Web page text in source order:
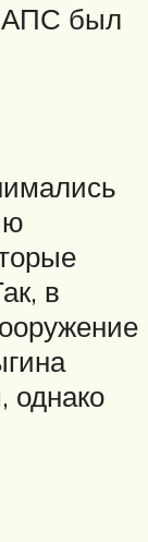
АПС был
в
однако